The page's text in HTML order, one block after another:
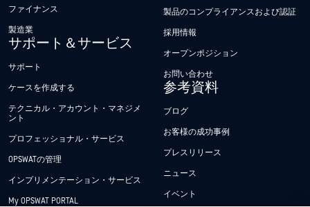
ファイナンス
製造業
サポート＆サービス
サポート
ケースを作成する
テクニカル・アカウント・マネジメ
ント
プロフェッショナル・サービス
OPSWATの管理
インプリメンテーション・サービス
My OPSWAT PORTAL
製品のコンプライアンスおよび認証
採用情報
オープンポジション
お問い合わせ
参考資料
ブログ
お客様の成功事例
プレスリリース
ニュース
イベント